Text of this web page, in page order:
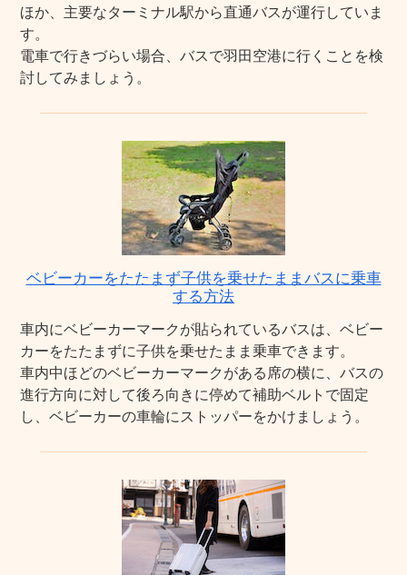
ほか、主要なターミナル駅から直通バスが運行していま
す。
電車で行きづらい場合、バスで羽田空港に行くことを検
討してみましょう。
ベビーカーをたたまず子供を乗せたままバスに乗車
する方法
車内にベビーカーマークが貼られているバスは、ベビー
カーをたたまずに子供を乗せたまま乗車できます。
車内中ほどのベビーカーマークがある席の横に、バスの
進行方向に対して後ろ向きに停めて補助ベルトで固定
し、ベビーカーの車輪にストッパーをかけましょう。